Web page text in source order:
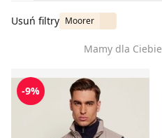
Usuń filtry Moorer
Mamy dla Ciebie
Kamizelka męska MooRER
-9%